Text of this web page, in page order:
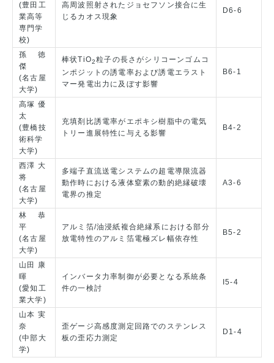
(豊田工
業高等
専門学
校)
高周波照射されたジョセフソン接合に生
じるカオス現象
D6-6
孫 徳
傑
(名古屋
大学)
棒状TiO2粒子の長さがシリコーンゴムコ
ンポジットの誘電率および誘電エラスト
マー発電出力に及ぼす影響
B6-1
高塚 優
太
(豊橋技
術科学
大学)
充填剤比誘電率がエポキシ樹脂中の電気
トリー進展特性に与える影響
B4-2
西澤 大
将
(名古屋
大学)
多端子直流送電システムの超電導限流器
動作時における液体窒素の動的絶縁破壊
電界の推定
A3-6
林 恭
平
(名古屋
大学)
アルミ箔/油浸紙複合絶縁系における部分
放電特性のアルミ箔電極ズレ幅依存性
B5-2
山田 康
暉
(愛知工
業大学)
インバータ力率制御が必要となる系統条
件の一検討
I5-4
山本 実
奈
(中部大
学)
歪ゲージ高感度測定回路でのステンレス
板の歪応力測定
D1-4